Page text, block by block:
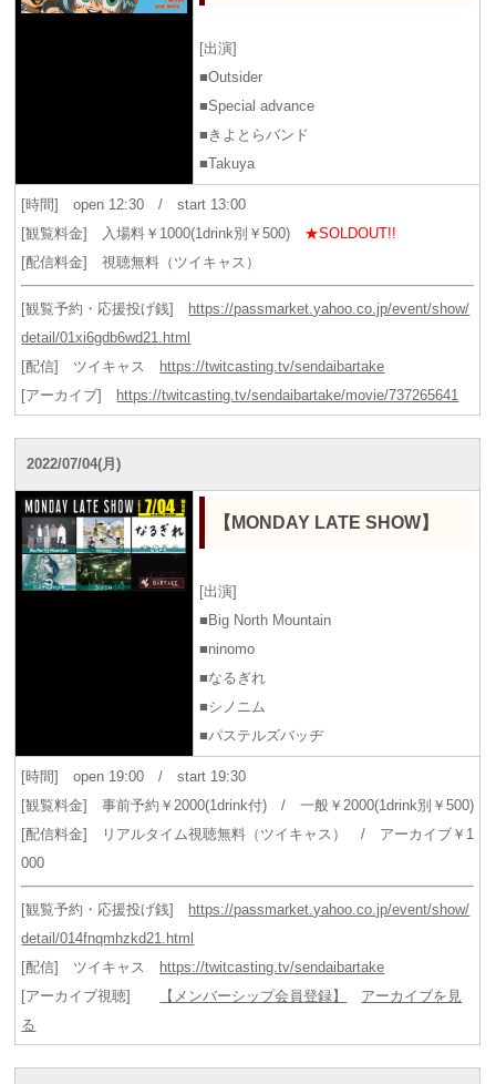
[出演]
■Outsider
■Special advance
■きよとらバンド
■Takuya
[時間] open 12:30 / start 13:00
[観覧料金] 入場料￥1000(1drink別￥500) ★SOLDOUT!!
[配信料金] 視聴無料（ツイキャス）
[観覧予約・応援投げ銭] https://passmarket.yahoo.co.jp/event/show/
detail/01xi6gdb6wd21.html
[配信] ツイキャス https://twitcasting.tv/sendaibartake
[アーカイブ] https://twitcasting.tv/sendaibartake/movie/737265641
2022/07/04(月)
【MONDAY LATE SHOW】
[出演]
■Big North Mountain
■ninomo
■なるぎれ
■シノニム
■パステルズバッヂ
[時間] open 19:00 / start 19:30
[観覧料金] 事前予約￥2000(1drink付) / 一般￥2000(1drink別￥500)
[配信料金] リアルタイム視聴無料（ツイキャス） / アーカイブ￥1
000
[観覧予約・応援投げ銭] https://passmarket.yahoo.co.jp/event/show/
detail/014fnqmhzkd21.html
[配信] ツイキャス https://twitcasting.tv/sendaibartake
[アーカイブ視聴]
【メンバーシップ会員登録】
アーカイブを見
る